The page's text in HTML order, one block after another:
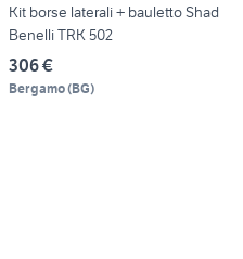
Kit borse laterali + bauletto Shad
Benelli TRK 502
306 €
Bergamo(BG)